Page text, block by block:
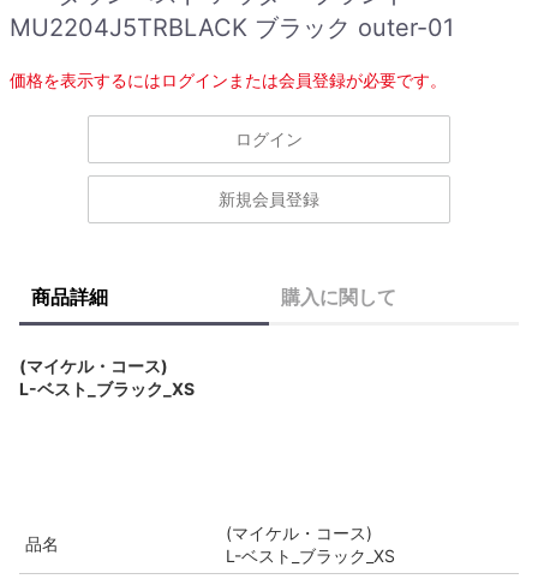
MU2204J5TRBLACK ブラック outer-01
価格を表示するにはログインまたは会員登録が必要です。
ログイン
新規会員登録
商品詳細 購入に関して
(マイケル・コース)
L-ベスト_ブラック_XS
品名
(マイケル・コース)
L-ベスト_ブラック_XS